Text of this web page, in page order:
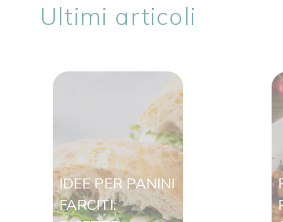
Ultimi articoli
IDEE PER PANINI
FARCITI: